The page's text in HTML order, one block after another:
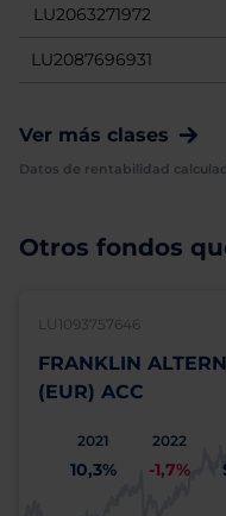
LU2063271972
LU2087696931
Ver más clases
Datos de rentabilidad
Otros fondos
LU1093757646
FRANKLIN
(EUR) ACC
2021
10,3%
2022
-1,7%